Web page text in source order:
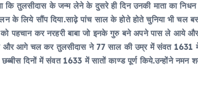
कि तुलसीदास के जन्म लेने के दुसरे ही दिन उनकी माता का
के लिये सौंप दिया.साढ़े पांच साल के होते होते चुनिया भी चल
को पहचान कर नरहरी बाबा जो इनके गुरु बने अपने पास ले आये
और आगे चल कर तुलसीदास ने 77 साल की उम्र में संवत 1631
दिनों में संवत 1633 में सातों काण्ड पूर्ण किये.उन्होंने नमन